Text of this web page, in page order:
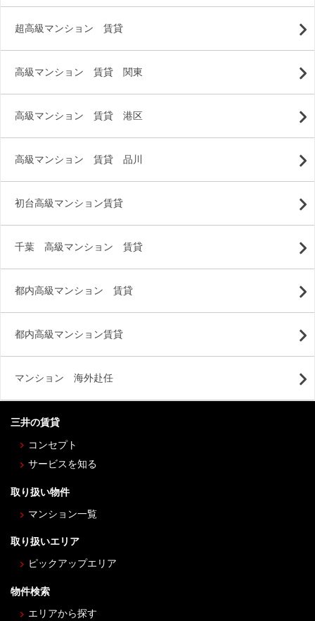
超高級マンション 賃貸
高級マンション 賃貸 関東
高級マンション 賃貸 港区
高級マンション 賃貸 品川
初台高級マンション賃貸
千葉 高級マンション 賃貸
都内高級マンション 賃貸
都内高級マンション賃貸
マンション 海外赴任
三井の賃貸
コンセプト
サービスを知る
取り扱い物件
マンション一覧
取り扱いエリア
ピックアップエリア
物件検索
エリアから探す